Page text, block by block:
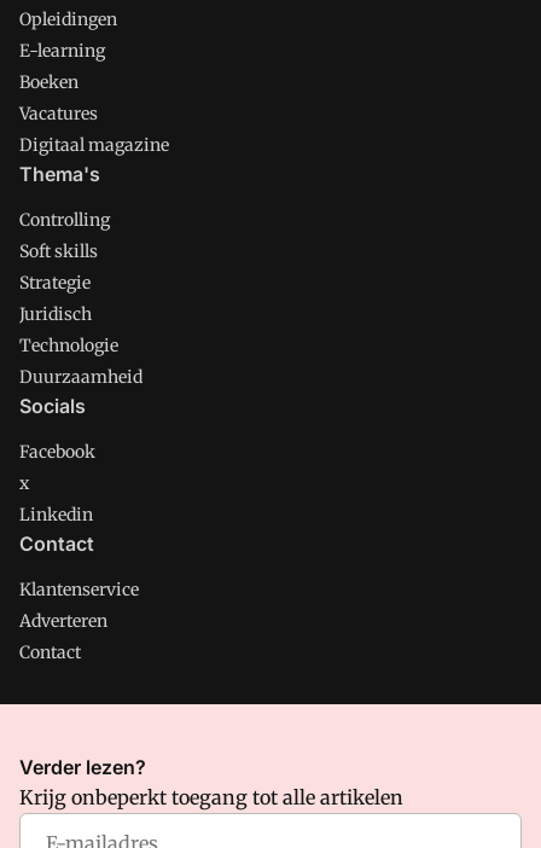
Opleidingen
E-learning
Boeken
Vacatures
Digitaal magazine
Thema's
Controlling
Soft skills
Strategie
Juridisch
Technologie
Duurzaamheid
Socials
Facebook
x
Linkedin
Contact
Klantenservice
Adverteren
Contact
CMweb is onderdeel van VMN media. Lees in
waar VMN media voor staat. Op gebruik van deze site zijn de
volgende regelingen van toepassing:Algemene Voorwaarden
Verder lezen?
Krijg onbeperkt toegang tot alle artikelen